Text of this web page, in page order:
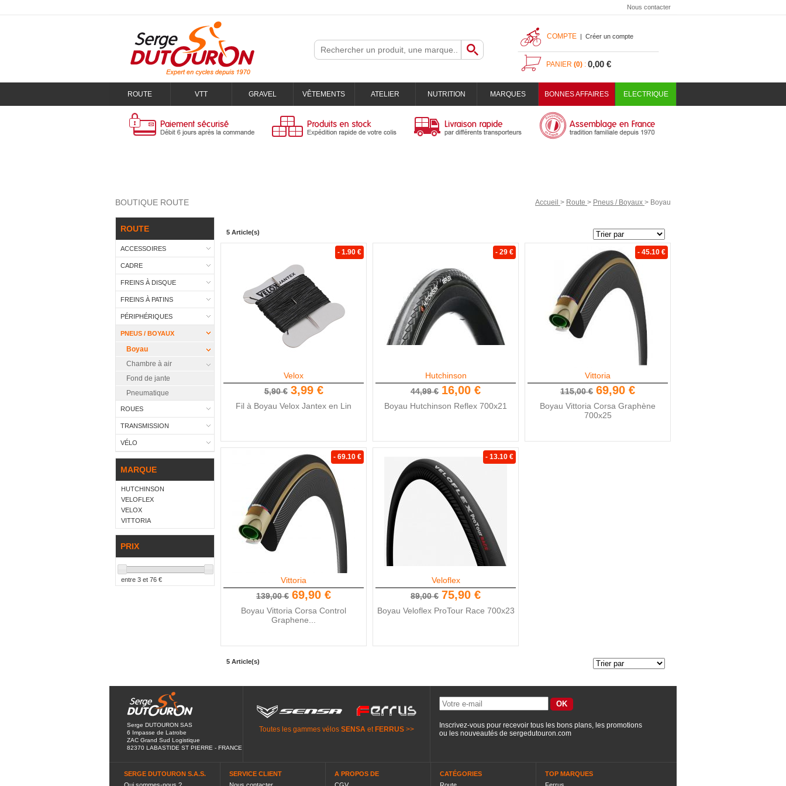
Nous contacter
COMPTE | Créer un compte
PANIER (0) : 0,00 €
ROUTE VTT GRAVEL VÊTEMENTS ATELIER NUTRITION MARQUES BONNES AFFAIRES ELECTRIQUE
BOUTIQUE ROUTE Accueil > Route > Pneus / Boyaux > Boyau
ROUTE
ACCESSOIRES
CADRE
FREINS À DISQUE
FREINS À PATINS
PÉRIPHÉRIQUES
PNEUS / BOYAUX
Boyau
Chambre à air
Fond de jante
Pneumatique
ROUES
TRANSMISSION
VÉLO
MARQUE
HUTCHINSON
VELOFLEX
VELOX
VITTORIA
PRIX
entre 3 et 76 €
5 Article(s)
- 1.90 €
Velox
5,90 € 3,99 €
Fil à Boyau Velox Jantex en Lin
- 29 €
Hutchinson
44,99 € 16,00 €
Boyau Hutchinson Reflex 700x21
- 45.10 €
Vittoria
115,00 € 69,90 €
Boyau Vittoria Corsa Graphène
700x25
- 69.10 €
Vittoria
139,00 € 69,90 €
Boyau Vittoria Corsa Control
Graphene...
- 13.10 €
Veloflex
89,00 € 75,90 €
Boyau Veloflex ProTour Race 700x23
5 Article(s)
Serge DUTOURON SAS
6 Impasse de Latrobe
ZAC Grand Sud Logistique
82370 LABASTIDE ST PIERRE - FRANCE
Toutes les gammes vélos SENSA et FERRUS >>
Inscrivez-vous pour recevoir tous les bons plans, les promotions
ou les nouveautés de sergedutouron.com
SERGE DUTOURON S.A.S.
SERVICE CLIENT
A PROPOS DE
CATÉGORIES
TOP MARQUES